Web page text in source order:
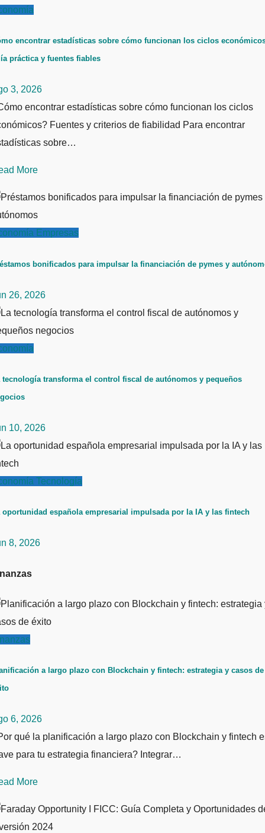
encontrar estadísticas sobre cómo funcionan los ciclos
práctica y fuentes fiables
3, 2026
encontrar estadísticas sobre cómo funcionan los ciclos
Fuentes y criterios de fiabilidad Para encontrar
sobre…
More
Empresas
bonificados para impulsar la financiación de pymes y
26, 2026
tecnología transforma el control fiscal de autónomos y pequeños
10, 2026
Tecnología
oportunidad española empresarial impulsada por la IA y las fintech
8, 2026
a largo plazo con Blockchain y fintech: estrategia y casos de
6, 2026
qué la planificación a largo plazo con Blockchain y fintech
para tu estrategia financiera? Integrar…
More